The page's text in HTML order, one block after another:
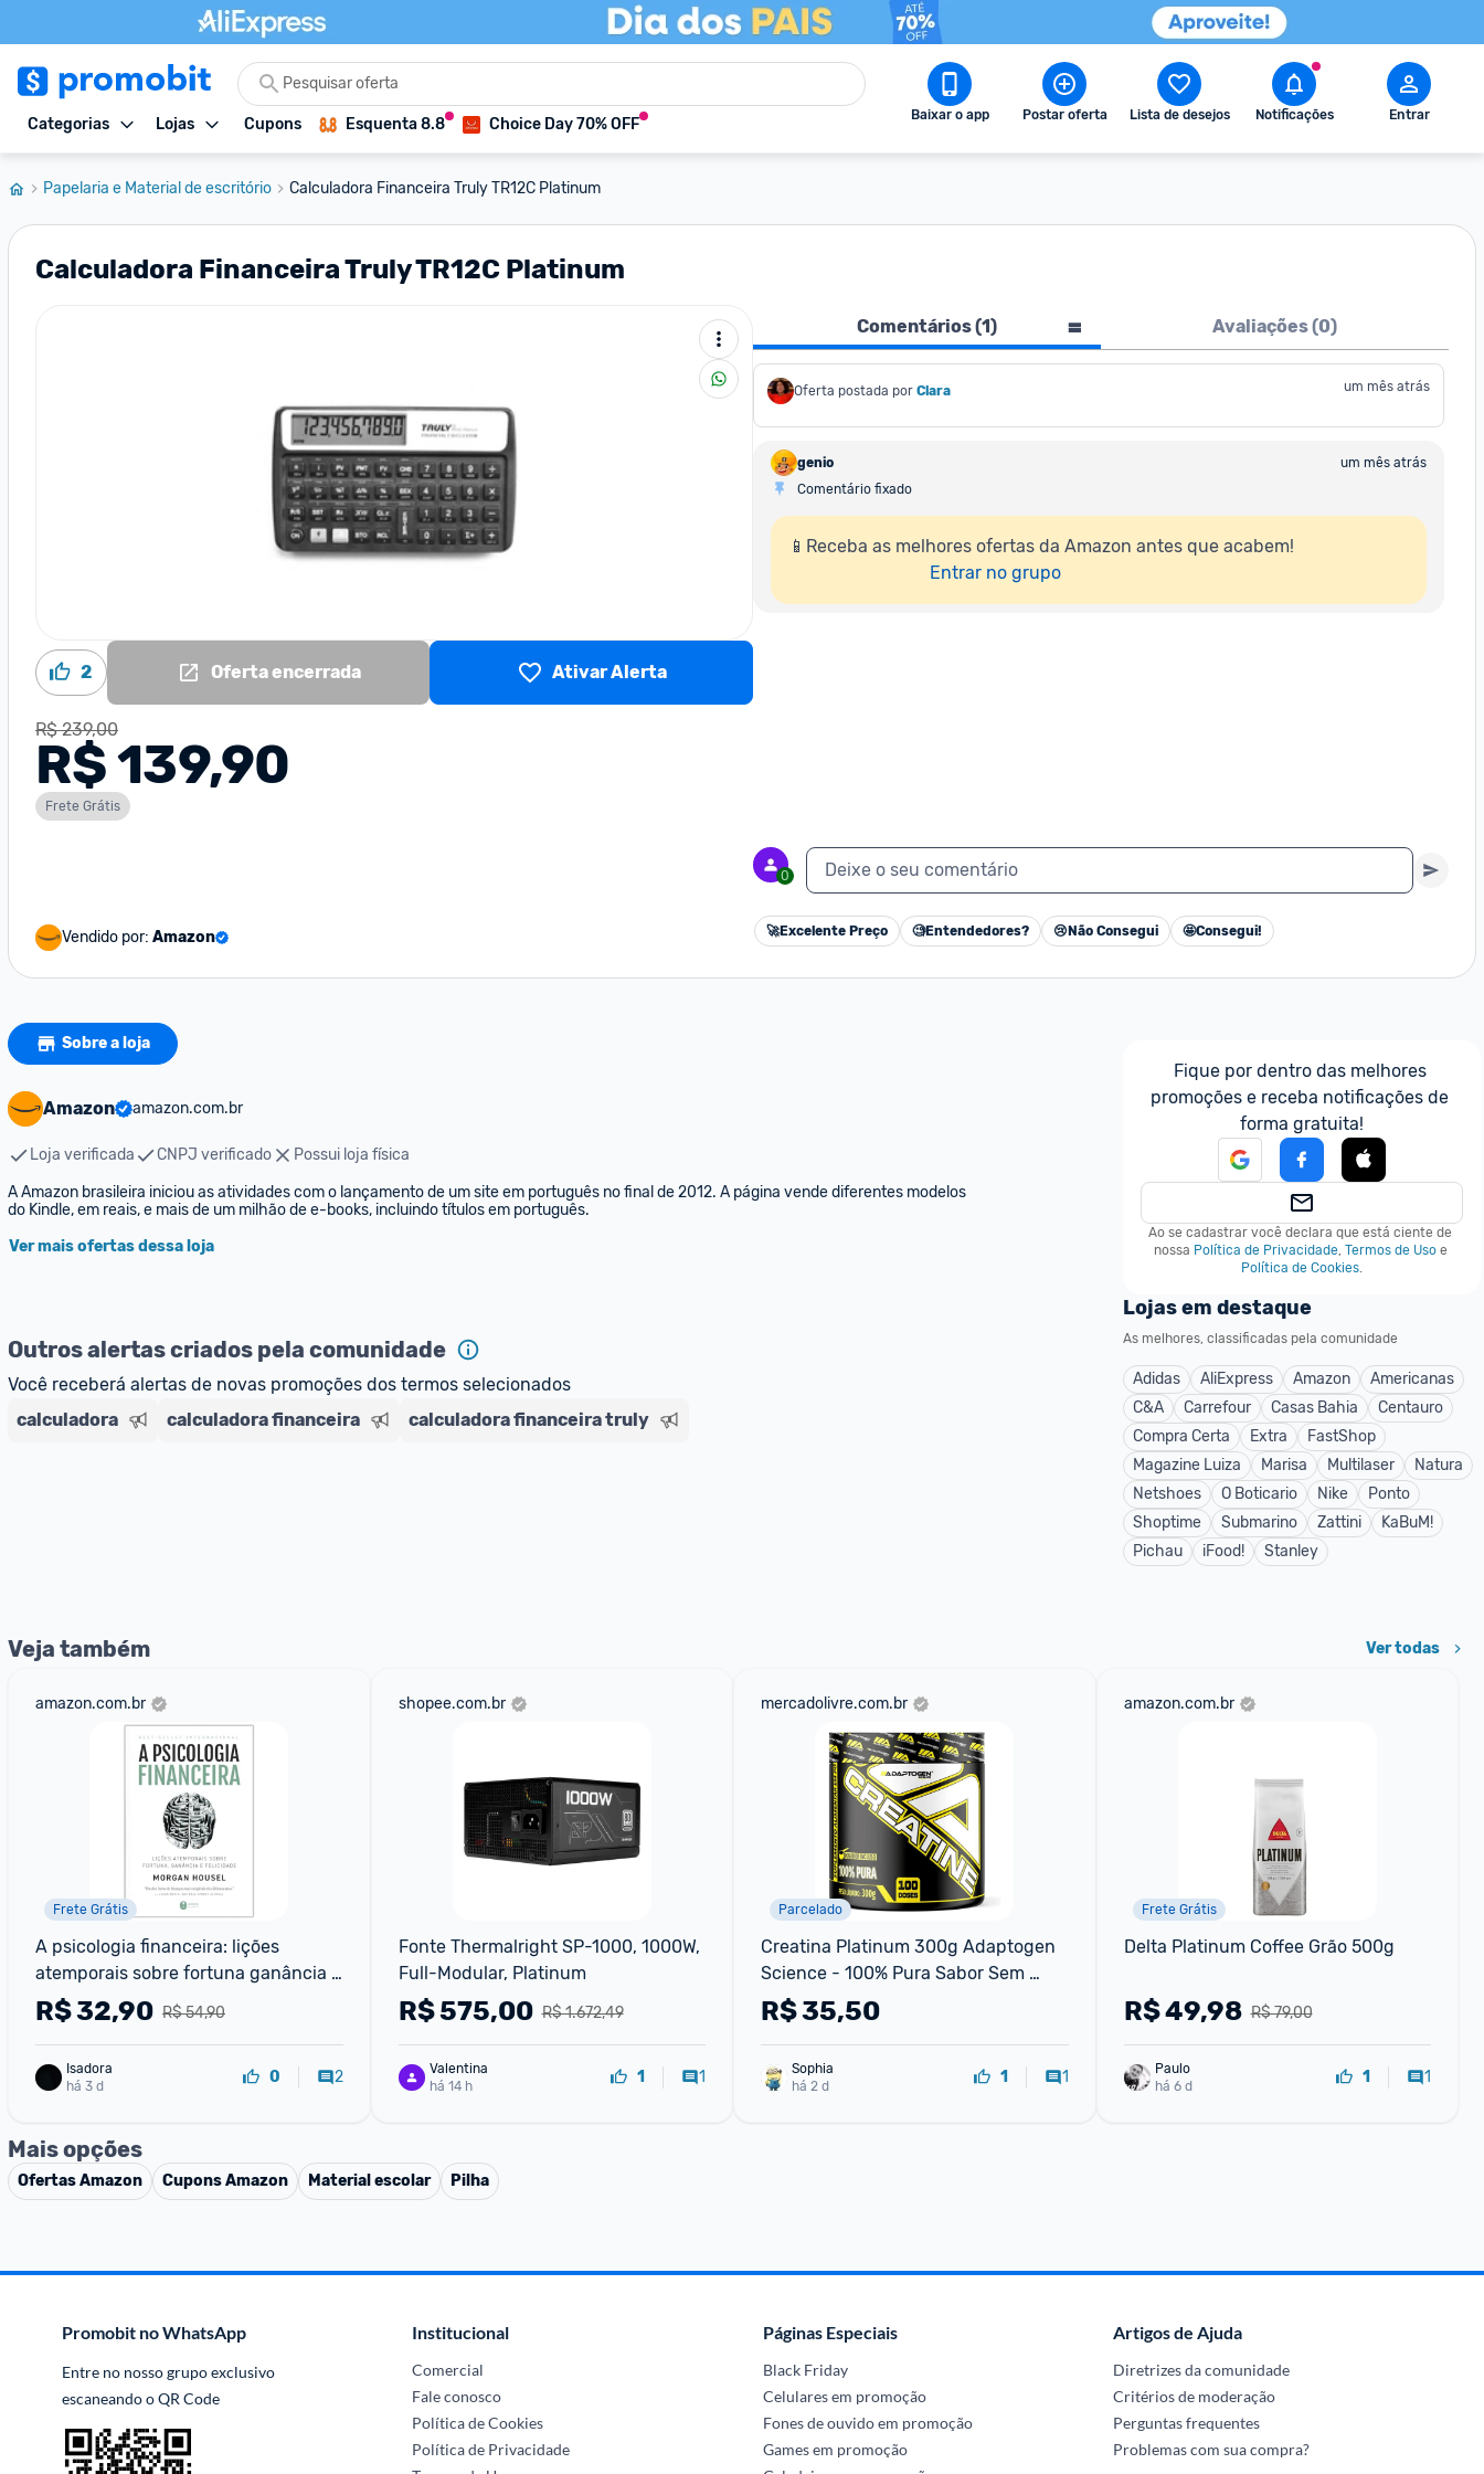
Categorias Lojas Cupons Esquenta 8.8 Choice Day 70% OFF Baixar o app Postar oferta Lista de desejos Notificações Entrar
Papelaria e Material de escritório Calculadora Financeira Truly TR12C Platinum
Calculadora Financeira Truly TR12C Platinum
2 Oferta encerrada Ativar Alerta
R$ 239,00
R$ 139,90
Frete Grátis
Vendido por: Amazon
Comentários (1) Avaliações (0)
Oferta postada por Clara um mês atrás
genio
um mês atrás
Comentário fixado
📱Receba as melhores ofertas da Amazon antes que acabem!
Entrar no grupo
0 Deixe o seu comentário
🚀Excelente Preço 🧐Entendedores? 😢 Não Consegui 🤩Consegui!
Sobre a loja
Amazon amazon.com.br
Loja verificada CNPJ verificado
Possui loja física
A Amazon brasileira iniciou as atividades com o lançamento de um site em português no final de 2012. A página vende diferentes modelos
do Kindle, em reais, e mais de um milhão de e-books, incluindo títulos em português.
Ver mais ofertas dessa loja
Outros alertas criados pela comunidade
Você receberá alertas de novas promoções dos termos selecionados
calculadora
calculadora financeira calculadora financeira truly
Fique por dentro das melhores
promoções e receba notificações de
forma gratuita!
Ao se cadastrar você declara que está ciente de
nossa Política de Privacidade, Termos de Uso e
Política de Cookies.
Lojas em destaque
As melhores, classificadas pela comunidade
Adidas AliExpress Amazon
Americanas
C&A
Carrefour Casas Bahia
Centauro
Compra Certa
Extra
FastShop
Magazine Luiza
Marisa Multilaser
Natura
Netshoes
O Boticario Nike
Ponto
Shoptime
Submarino Zattini
KaBuM!
Pichau
iFood! Stanley
Veja também Ver todas
amazon.com.br
Frete Grátis
A psicologia financeira: lições
atemporais sobre fortuna ganância e
felicidade
R$ 54,90
R$32,90
Isadora
há 3 d
0 2
shopee.com.br
Fonte Thermalright SP-1000, 1000W,
Full-Modular, Platinum
R$ 1.672,49
R$575,00
Valentina
há 14 h
1 1
mercadolivre.com.br
Parcelado
Creatina Platinum 300g Adaptogen
Science - 100% Pura Sabor Sem
sabor
R$35,50
Sophia
há 2 d
1 1
amazon.com.br
Frete Grátis
Delta Platinum Coffee Grão 500g
R$ 79,00
R$49,98
Paulo
há 6 d
1 1
Mais opções
OfertasAmazon CuponsAmazon Material escolar Pilha
Promobit no WhatsApp
Entre no nosso grupo exclusivo
escaneando o QR Code
Institucional
Comercial
Fale conosco
Política de Cookies
Política de Privacidade
Páginas Especiais
Black Friday
Celulares em promoção
Fones de ouvido em promoção
Games em promoção
Artigos de Ajuda
Diretrizes da comunidade
Critérios de moderação
Perguntas frequentes
Problemas com sua compra?